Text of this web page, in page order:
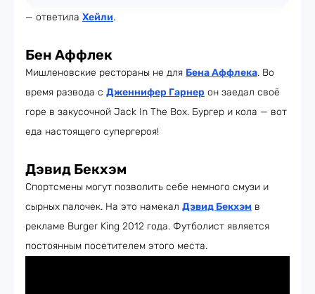
— ответила Хейли.
Бен Аффлек
Мишленовские рестораны не для Бена Аффлека. Во
время развода с Дженнифер Гарнер он заедал своё
горе в закусочной Jack In The Box. Бургер и кола — вот
еда настоящего супергероя!
Дэвид Бекхэм
Спортсмены могут позволить себе немного смузи и
сырных палочек. На это намекал Дэвид Бекхэм в
рекламе Burger King 2012 года. Футболист является
постоянным посетителем этого места.